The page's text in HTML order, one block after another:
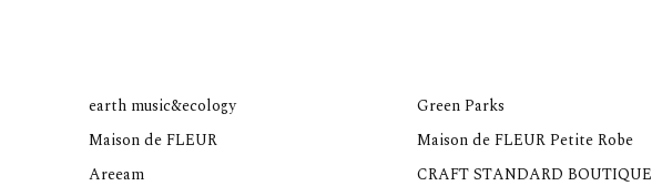
earth music&ecology Green Parks
Maison de FLEUR
Maison de FLEUR Petite Robe
Areeam
CRAFT STANDARD BOUTIQUE